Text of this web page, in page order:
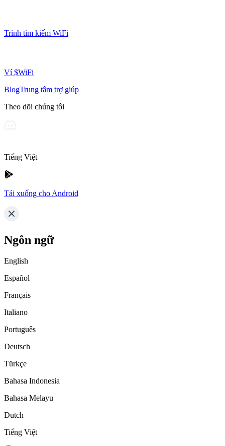
Trình tìm kiếm WiFi
Ví $WiFi
BlogTrung tâm trợ giúp
Theo dõi chúng tôi
Tiếng Việt
Tải xuống cho Android
Ngôn ngữ
English
Español
Français
Italiano
Português
Deutsch
Türkçe
Bahasa Indonesia
Bahasa Melayu
Dutch
Tiếng Việt